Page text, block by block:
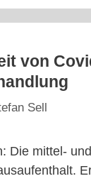
von
Sell
Die mittel-